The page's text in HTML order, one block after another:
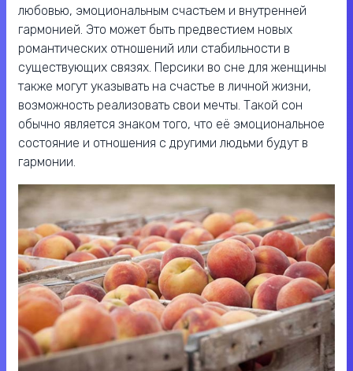
любовью, эмоциональным счастьем и внутренней
гармонией. Это может быть предвестием новых
романтических отношений или стабильности в
существующих связях. Персики во сне для женщины
также могут указывать на счастье в личной жизни,
возможность реализовать свои мечты. Такой сон
обычно является знаком того, что её эмоциональное
состояние и отношения с другими людьми будут в
гармонии.